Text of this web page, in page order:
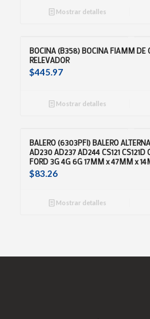
Mostrar detalles
BOCINA (B358) BOCINA FIAMM DE
RELEVADOR
$445.97
Mostrar detalles
BALERO (6303PFI) BALERO
AD230 AD237 AD244 CS121 CS121D
FORD 3G 4G 6G 17MM x 47MM x
$83.26
Mostrar detalles